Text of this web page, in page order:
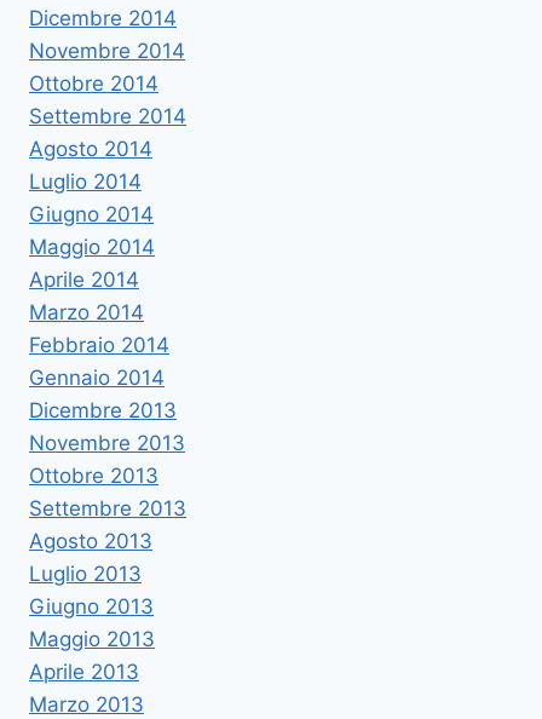
Dicembre 2014
Novembre 2014
Ottobre 2014
Settembre 2014
Agosto 2014
Luglio 2014
Giugno 2014
Maggio 2014
Aprile 2014
Marzo 2014
Febbraio 2014
Gennaio 2014
Dicembre 2013
Novembre 2013
Ottobre 2013
Settembre 2013
Agosto 2013
Luglio 2013
Giugno 2013
Maggio 2013
Aprile 2013
Marzo 2013